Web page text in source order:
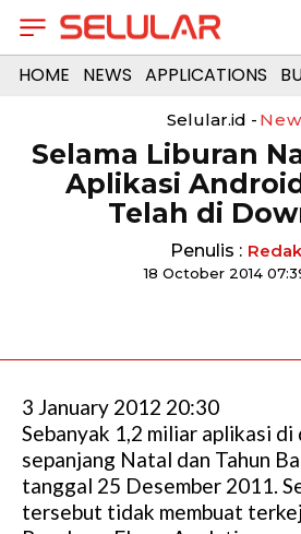
HOME NEWS APPLICATIONS
Selular.id -
Selama Liburan
Aplikasi
Telah di
Penulis :
18 October 2014
3 January 2012 20:30
Sebanyak 1,2 miliar aplikasi
sepanjang Natal dan Tahun
tanggal 25 Desember 2011.
tersebut tidak membuat